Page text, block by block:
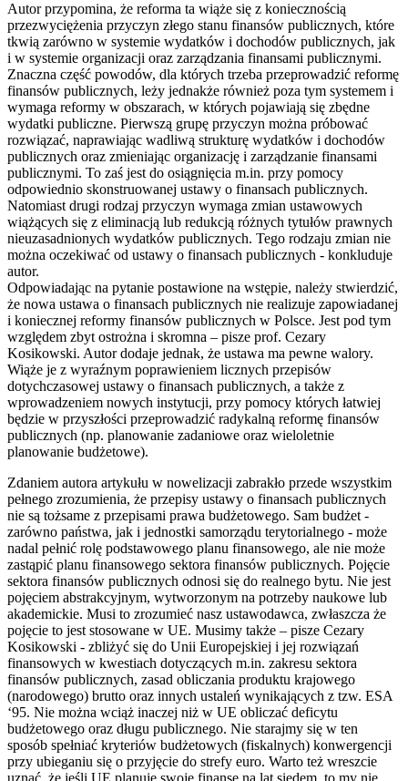
Autor przypomina, że reforma ta wiąże się z koniecznością
przezwyciężenia przyczyn złego stanu finansów publicznych, które
tkwią zarówno w systemie wydatków i dochodów publicznych, jak
i w systemie organizacji oraz zarządzania finansami publicznymi.
Znaczna część powodów, dla których trzeba przeprowadzić reformę
finansów publicznych, leży jednakże również poza tym systemem i
wymaga reformy w obszarach, w których pojawiają się zbędne
wydatki publiczne. Pierwszą grupę przyczyn można próbować
rozwiązać, naprawiając wadliwą strukturę wydatków i dochodów
publicznych oraz zmieniając organizację i zarządzanie finansami
publicznymi. To zaś jest do osiągnięcia m.in. przy pomocy
odpowiednio skonstruowanej ustawy o finansach publicznych.
Natomiast drugi rodzaj przyczyn wymaga zmian ustawowych
wiążących się z eliminacją lub redukcją różnych tytułów prawnych
nieuzasadnionych wydatków publicznych. Tego rodzaju zmian nie
można oczekiwać od ustawy o finansach publicznych - konkluduje
autor.
Odpowiadając na pytanie postawione na wstępie, należy stwierdzić,
że nowa ustawa o finansach publicznych nie realizuje zapowiadanej
i koniecznej reformy finansów publicznych w Polsce. Jest pod tym
względem zbyt ostrożna i skromna – pisze prof. Cezary
Kosikowski. Autor dodaje jednak, że ustawa ma pewne walory.
Wiąże je z wyraźnym poprawieniem licznych przepisów
dotychczasowej ustawy o finansach publicznych, a także z
wprowadzeniem nowych instytucji, przy pomocy których łatwiej
będzie w przyszłości przeprowadzić radykalną reformę finansów
publicznych (np. planowanie zadaniowe oraz wieloletnie
planowanie budżetowe).
Zdaniem autora artykułu w nowelizacji zabrakło przede wszystkim
pełnego zrozumienia, że przepisy ustawy o finansach publicznych
nie są tożsame z przepisami prawa budżetowego. Sam budżet -
zarówno państwa, jak i jednostki samorządu terytorialnego - może
nadal pełnić rolę podstawowego planu finansowego, ale nie może
zastąpić planu finansowego sektora finansów publicznych. Pojęcie
sektora finansów publicznych odnosi się do realnego bytu. Nie jest
pojęciem abstrakcyjnym, wytworzonym na potrzeby naukowe lub
akademickie. Musi to zrozumieć nasz ustawodawca, zwłaszcza że
pojęcie to jest stosowane w UE. Musimy także – pisze Cezary
Kosikowski - zbliżyć się do Unii Europejskiej i jej rozwiązań
finansowych w kwestiach dotyczących m.in. zakresu sektora
finansów publicznych, zasad obliczania produktu krajowego
(narodowego) brutto oraz innych ustaleń wynikających z tzw. ESA
‘95. Nie można wciąż inaczej niż w UE obliczać deficytu
budżetowego oraz długu publicznego. Nie starajmy się w ten
sposób spełniać kryteriów budżetowych (fiskalnych) konwergencji
przy ubieganiu się o przyjęcie do strefy euro. Warto też wreszcie